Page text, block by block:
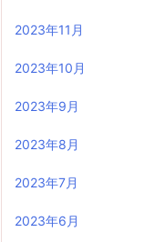
2023年11月
2023年10月
2023年9月
2023年8月
2023年7月
2023年6月